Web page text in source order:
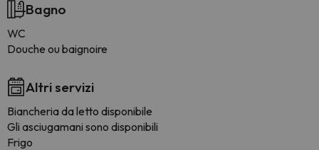
Bagno
WC
Douche ou baignoire
Altri servizi
Biancheria da letto disponibile
Gli asciugamani sono disponibili
Frigo